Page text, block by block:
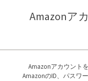
Amazonア
Amazonアカウント
AmazonのID、パスワ